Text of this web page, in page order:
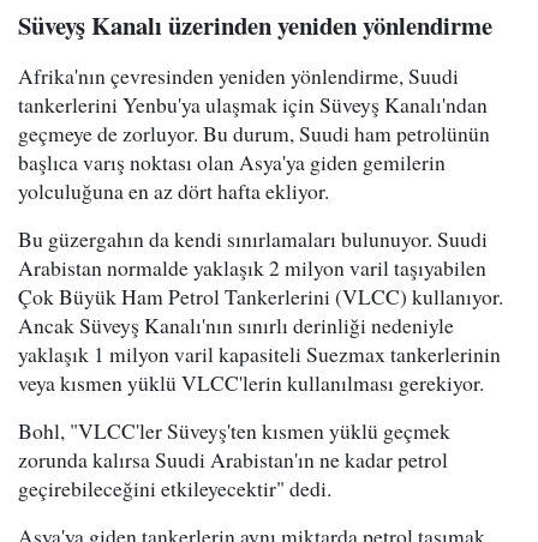
Süveyş Kanalı üzerinden yeniden yönlendirme
Afrika'nın çevresinden yeniden yönlendirme, Suudi
tankerlerini Yenbu'ya ulaşmak için Süveyş Kanalı'ndan
geçmeye de zorluyor. Bu durum, Suudi ham petrolünün
başlıca varış noktası olan Asya'ya giden gemilerin
yolculuğuna en az dört hafta ekliyor.
Bu güzergahın da kendi sınırlamaları bulunuyor. Suudi
Arabistan normalde yaklaşık 2 milyon varil taşıyabilen
Çok Büyük Ham Petrol Tankerlerini (VLCC) kullanıyor.
Ancak Süveyş Kanalı'nın sınırlı derinliği nedeniyle
yaklaşık 1 milyon varil kapasiteli Suezmax tankerlerinin
veya kısmen yüklü VLCC'lerin kullanılması gerekiyor.
Bohl, "VLCC'ler Süveyş'ten kısmen yüklü geçmek
zorunda kalırsa Suudi Arabistan'ın ne kadar petrol
geçirebileceğini etkileyecektir" dedi.
Asya'ya giden tankerlerin aynı miktarda petrol taşımak